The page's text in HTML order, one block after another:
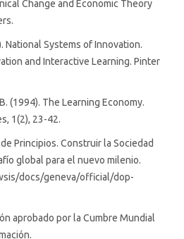
Change and Economic Theory
National Systems of Innovation.
and Interactive Learning. Pinter
(1994). The Learning Economy.
1(2), 23-42.
Principios. Construir la Sociedad
global para el nuevo milenio.
docs/geneva/official/dop-
aprobado por la Cumbre Mundial